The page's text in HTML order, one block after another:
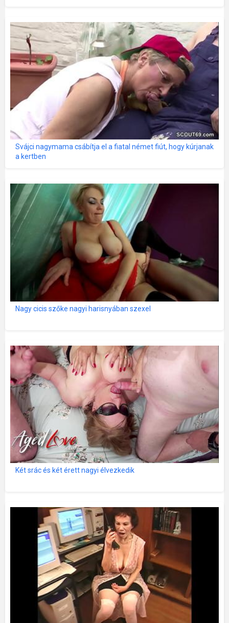
Svájci nagymama csábítja el a fiatal német fiút, hogy kúrjanak
a kertben
Nagy cicis szőke nagyi harisnyában szexel
Két srác és két érett nagyi élvezkedik